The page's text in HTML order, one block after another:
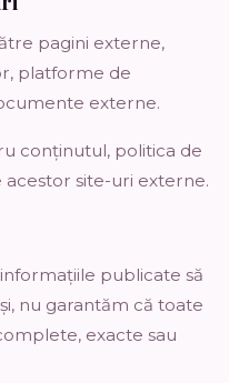
pagini externe,
platforme de
externe.
conținutul, politica de
site-uri externe.
publicate să
nu garantăm că toate
exacte sau